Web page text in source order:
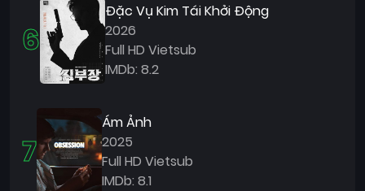
6
Đặc Vụ Kim Tái Khởi Động
2026
Full HD Vietsub
IMDb: 8.2
7
Ám Ảnh
2025
Full HD Vietsub
IMDb: 8.1